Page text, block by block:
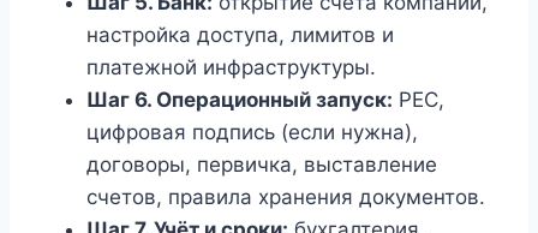
настройка доступа, лимитов и
платежной инфраструктуры.
Шаг 6. Операционный запуск: PEC,
цифровая подпись (если нужна),
договоры, первичка, выставление
счетов, правила хранения документов.